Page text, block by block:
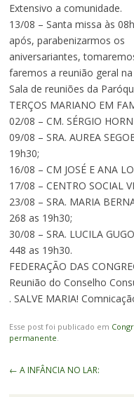
Extensivo a comunidade.
13/08 – Santa missa às
após, parabenizarmos os
aniversariantes,
faremos a reunião geral na
Sala de reuniões da
TERÇOS MARIANO EM
02/08 – CM. SÉRGIO
09/08 – SRA. AUREA
19h30;
16/08 – CM JOSÉ E ANA
17/08 – CENTRO SOCIAL
23/08 – SRA. MARIA
268 as 19h30;
30/08 – SRA. LUCILA
448 as 19h30.
FEDERAÇÃO DAS
Reunião do Conselho
. SALVE MARIA!
Esse post foi publicado em
permanente
Navegação
← A INFÂNCIA NO LAR: